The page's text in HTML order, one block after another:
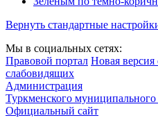
Вернуть стандартные
Мы в социальных сетях:
Правовой портал Новая версия
слабовидящих
Администрация
Туркменского муниципального
Официальный сайт